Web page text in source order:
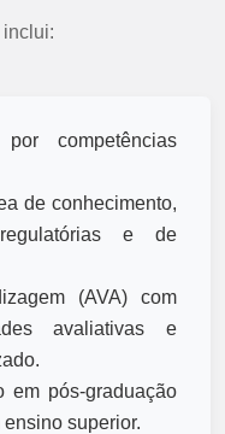
competências
de conhecimento,
e de
(AVA) com
avaliativas e
em pós-graduação
superior.